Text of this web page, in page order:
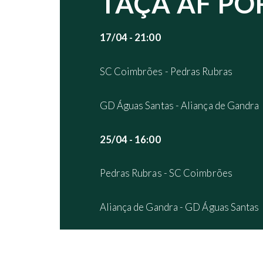
17/04 - 21:00
SC Coimbrões - Pedras Rubras
GD Águas Santas - Aliança de Gandra
25/04 - 16:00
Pedras Rubras - SC Coimbrões
Aliança de Gandra - GD Águas Santas